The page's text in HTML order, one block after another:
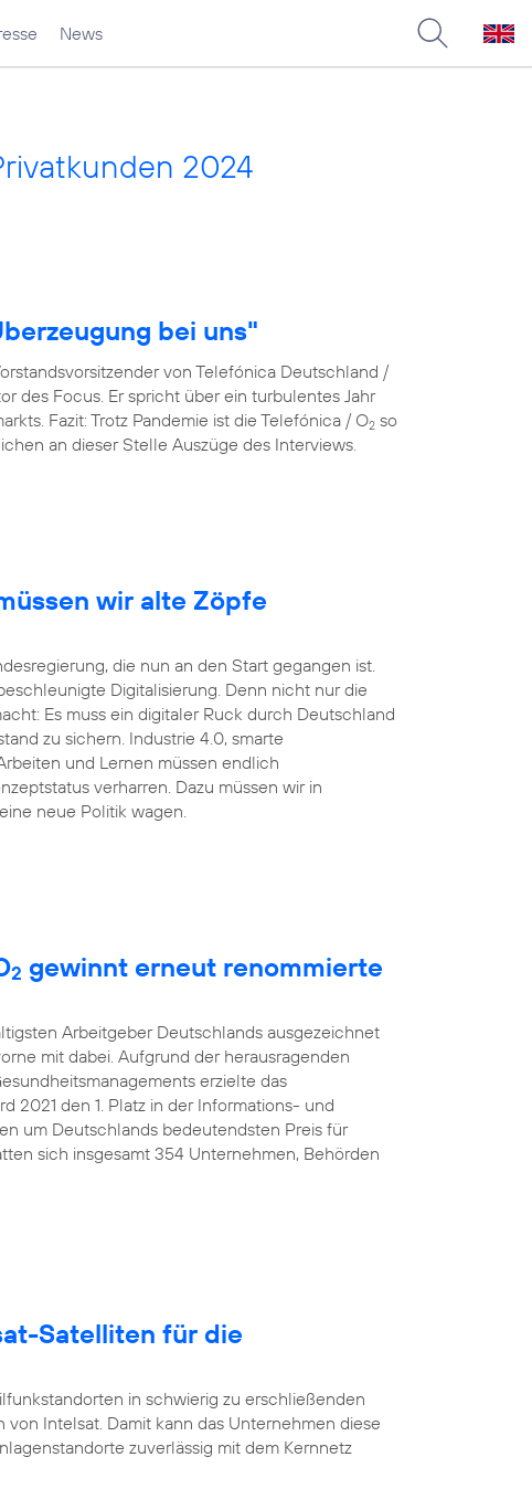
News
2024
bei uns"
von Telefónica Deutschland /
des Focus. Er spricht über ein turbulentes Jahr
Fazit: Trotz Pandemie ist die Telefónica / O2 so
an dieser Stelle Auszüge des Interviews.
wir alte Zöpfe
die nun an den Start gegangen ist.
Digitalisierung. Denn nicht nur die
Es muss ein digitaler Ruck durch Deutschland
zu sichern. Industrie 4.0, smarte
und Lernen müssen endlich
verharren. Dazu müssen wir in
neue Politik wagen.
2 gewinnt erneut renommierte
Arbeitgeber Deutschlands ausgezeichnet
mit dabei. Aufgrund der herausragenden
erzielte das
2021 den 1. Platz in der Informations- und
um Deutschlands bedeutendsten Preis für
sich insgesamt 354 Unternehmen, Behörden
Satelliten für die
in schwierig zu erschließenden
Intelsat. Damit kann das Unternehmen diese
zuverlässig mit dem Kernnetz